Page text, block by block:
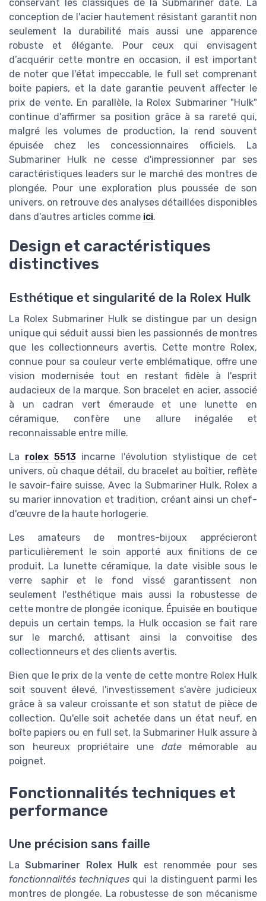
conservant les classiques de la Submariner date. La
conception de l'acier hautement résistant garantit non
seulement la durabilité mais aussi une apparence
robuste et élégante. Pour ceux qui envisagent
d’acquérir cette montre en occasion, il est important
de noter que l'état impeccable, le full set comprenant
boite papiers, et la date garantie peuvent affecter le
prix de vente. En parallèle, la Rolex Submariner "Hulk"
continue d'affirmer sa position grâce à sa rareté qui,
malgré les volumes de production, la rend souvent
épuisée chez les concessionnaires officiels. La
Submariner Hulk ne cesse d'impressionner par ses
caractéristiques leaders sur le marché des montres de
plongée. Pour une exploration plus poussée de son
univers, on retrouve des analyses détaillées disponibles
dans d'autres articles comme ici.
Design et caractéristiques
distinctives
Esthétique et singularité de la Rolex Hulk
La Rolex Submariner Hulk se distingue par un design
unique qui séduit aussi bien les passionnés de montres
que les collectionneurs avertis. Cette montre Rolex,
connue pour sa couleur verte emblématique, offre une
vision modernisée tout en restant fidèle à l'esprit
audacieux de la marque. Son bracelet en acier, associé
à un cadran vert émeraude et une lunette en
céramique, confère une allure inégalée et
reconnaissable entre mille.
La rolex 5513 incarne l'évolution stylistique de cet
univers, où chaque détail, du bracelet au boîtier, reflète
le savoir-faire suisse. Avec la Submariner Hulk, Rolex a
su marier innovation et tradition, créant ainsi un chef-
d'œuvre de la haute horlogerie.
Les amateurs de montres-bijoux apprécieront
particulièrement le soin apporté aux finitions de ce
produit. La lunette céramique, la date visible sous le
verre saphir et le fond vissé garantissent non
seulement l'esthétique mais aussi la robustesse de
cette montre de plongée iconique. Épuisée en boutique
depuis un certain temps, la Hulk occasion se fait rare
sur le marché, attisant ainsi la convoitise des
collectionneurs et des clients avertis.
Bien que le prix de la vente de cette montre Rolex Hulk
soit souvent élevé, l'investissement s'avère judicieux
grâce à sa valeur croissante et son statut de pièce de
collection. Qu'elle soit achetée dans un état neuf, en
boîte papiers ou en full set, la Submariner Hulk assure à
son heureux propriétaire une datemémorable au
poignet.
Fonctionnalités techniques et
performance
Une précision sans faille
LaSubmariner Rolex Hulk est renommée pour ses
fonctionnalités techniques qui la distinguent parmi les
montres de plongée. La robustesse de son mécanisme